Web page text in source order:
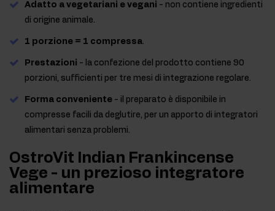
Adatto a vegetariani e vegani - non contiene ingredienti
di origine animale.
1 porzione = 1 compressa.
Prestazioni - la confezione del prodotto contiene 90
porzioni, sufficienti per tre mesi di integrazione regolare.
Forma conveniente - il preparato è disponibile in
compresse facili da deglutire, per un apporto di integratori
alimentari senza problemi.
OstroVit Indian Frankincense
Vege - un prezioso integratore
alimentare